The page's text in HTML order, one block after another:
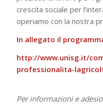
crescita sociale per
operiamo con la nostra
In allegato il
http://www.unisg.it/
professionalita-
Per informazioni e